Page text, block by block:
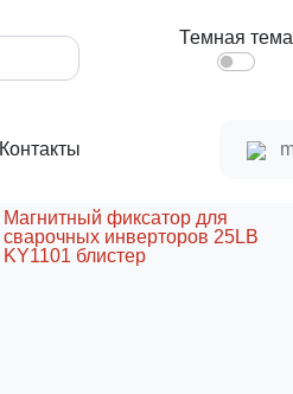
Темная тема
Контакты
Магнитный фиксатор для
сварочных инверторов 25LB
KY1101 блистер